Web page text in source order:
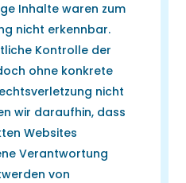
Inhalte waren zum
nicht erkennbar.
Kontrolle der
ohne konkrete
nicht
wir daraufhin, dass
Websites
Verantwortung
von